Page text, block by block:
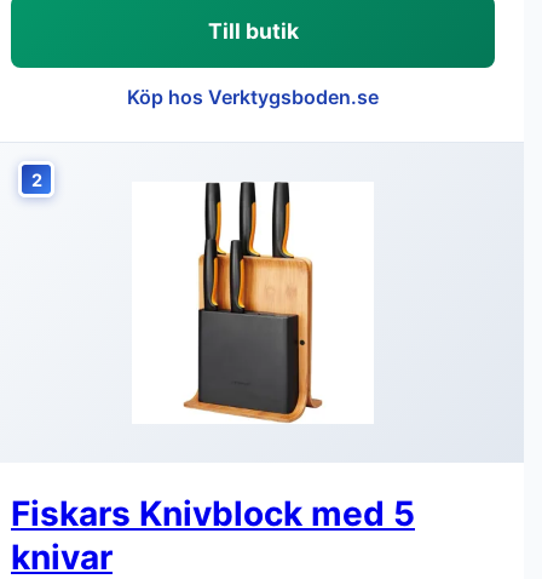
Till butik
Köp hos Verktygsboden.se
2
Fiskars Knivblock med 5
knivar